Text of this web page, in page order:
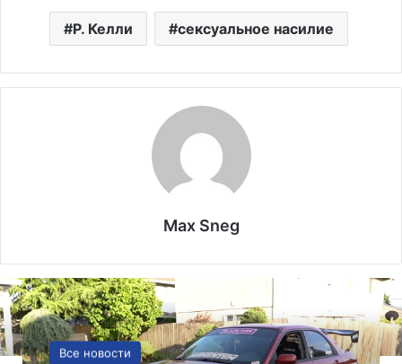
Р. Келли сексуальное насилие
Max Sneg